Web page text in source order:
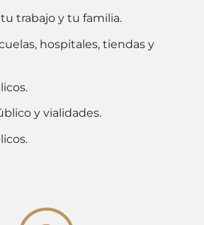
trabajo y tu familia.
hospitales, tiendas y
y vialidades.